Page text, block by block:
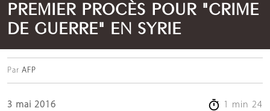
PREMIER PROCÈS POUR "CRIME
DE GUERRE" EN SYRIE
Par AFP
3 mai 2016 1 min 24